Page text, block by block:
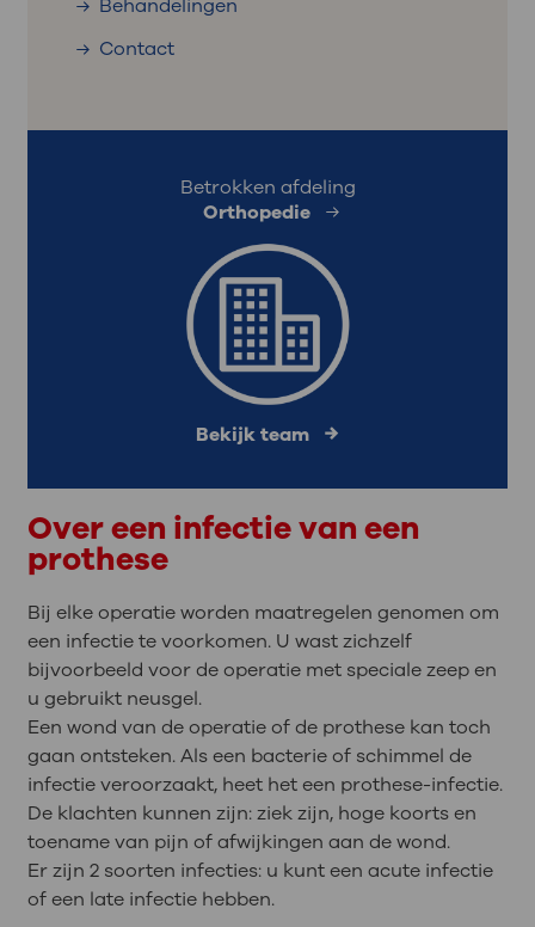
Behandelingen
Contact
Betrokken afdeling
Orthopedie
Bekijk team
Over een infectie van een
prothese
Bij elke operatie worden maatregelen genomen om
een infectie te voorkomen. U wast zichzelf
bijvoorbeeld voor de operatie met speciale zeep en
u gebruikt neusgel.
Een wond van de operatie of de prothese kan toch
gaan ontsteken. Als een bacterie of schimmel de
infectie veroorzaakt, heet het een prothese-infectie.
De klachten kunnen zijn: ziek zijn, hoge koorts en
toename van pijn of afwijkingen aan de wond.
Er zijn 2 soorten infecties: u kunt een acute infectie
of een late infectie hebben.